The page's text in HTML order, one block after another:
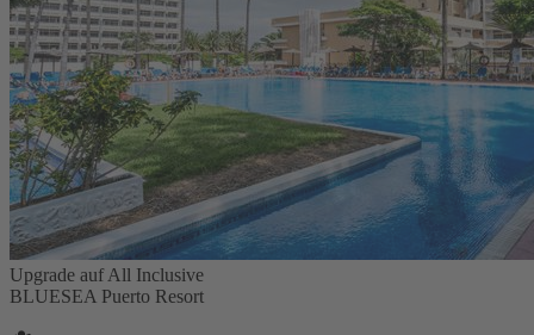
Upgrade auf All Inclusive
BLUESEA Puerto Resort